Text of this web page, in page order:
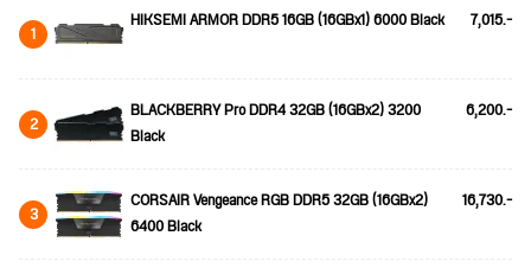
1 HIKSEMI ARMOR DDR5 16GB (16GBx1) 6000 Black 7,015.-
2
BLACKBERRY Pro DDR4 32GB (16GBx2) 3200
Black
6,200.-
3
CORSAIR Vengeance RGB DDR5 32GB (16GBx2)
6400 Black
16,730.-